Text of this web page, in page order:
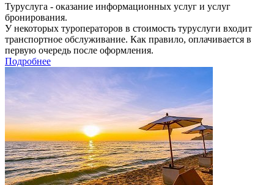
Туруслуга - оказание информационных услуг и услуг
бронирования.
У некоторых туроператоров в стоимость туруслуги входит
транспортное обслуживание. Как правило, оплачивается в
первую очередь после оформления.
Подробнее